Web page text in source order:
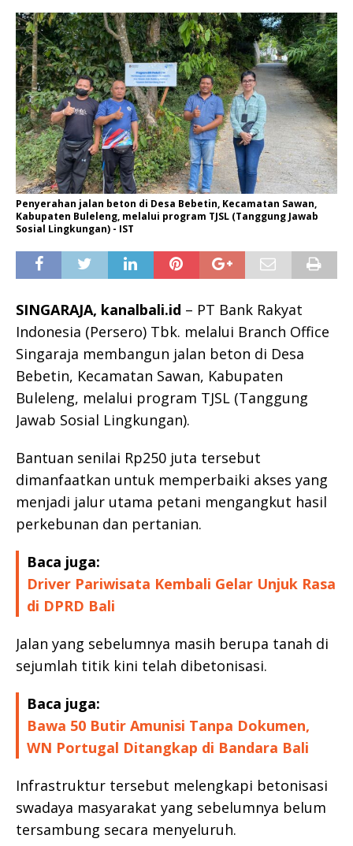
Penyerahan jalan beton di Desa Bebetin, Kecamatan Sawan,
Kabupaten Buleleng, melalui program TJSL (Tanggung Jawab
Sosial Lingkungan) - IST
SINGARAJA, kanalbali.id – PT Bank Rakyat
Indonesia (Persero) Tbk. melalui Branch Office
Singaraja membangun jalan beton di Desa
Bebetin, Kecamatan Sawan, Kabupaten
Buleleng, melalui program TJSL (Tanggung
Jawab Sosial Lingkungan).
Bantuan senilai Rp250 juta tersebut
dimanfaatkan untuk memperbaiki akses yang
menjadi jalur utama petani mengangkut hasil
perkebunan dan pertanian.
Baca juga:
Driver Pariwisata Kembali Gelar Unjuk Rasa
di DPRD Bali
Jalan yang sebelumnya masih berupa tanah di
sejumlah titik kini telah dibetonisasi.
Baca juga:
Bawa 50 Butir Amunisi Tanpa Dokumen,
WN Portugal Ditangkap di Bandara Bali
Infrastruktur tersebut melengkapi betonisasi
swadaya masyarakat yang sebelumnya belum
tersambung secara menyeluruh.